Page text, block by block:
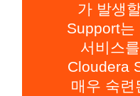
가 발생
Support는
서비스
Cloudera
매우 숙련